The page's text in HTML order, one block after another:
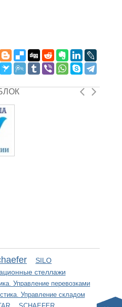
SILO
стеллажи
Управление перевозками
Управление складом